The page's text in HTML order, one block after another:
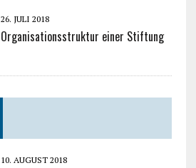
26. JULI 2018
Organisationsstruktur einer Stiftung
10. AUGUST 2018